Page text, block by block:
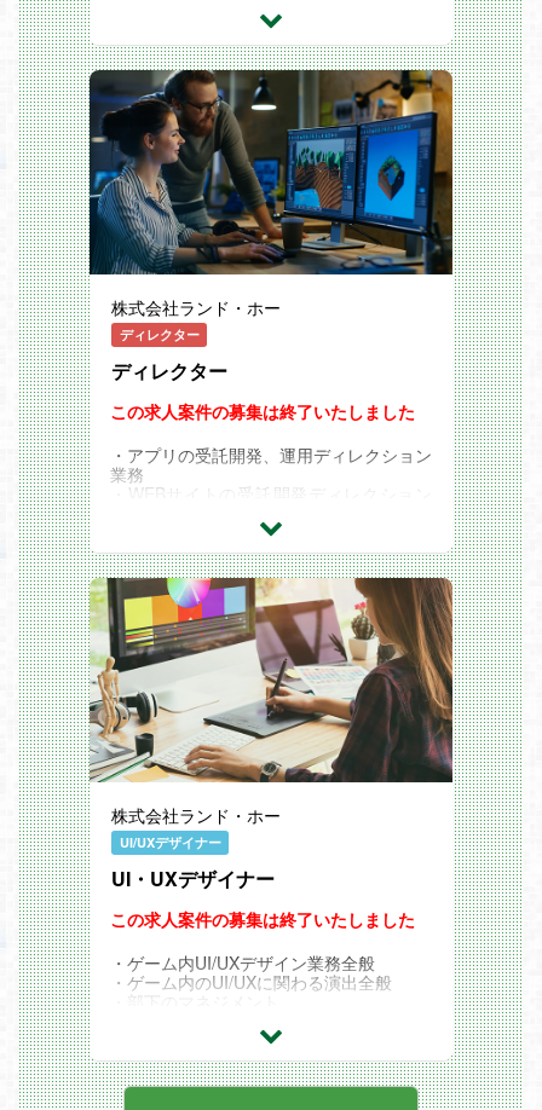
株式会社ランド・ホー
ディレクター
ディレクター
この求人案件の募集は終了いたしました
・アプリの受託開発、運用ディレクション
業務
・WEBサイトの受託開発ディレクション
株式会社ランド・ホー
UI/UXデザイナー
UI・UXデザイナー
この求人案件の募集は終了いたしました
・ゲーム内UI/UXデザイン業務全般
・ゲーム内のUI/UXに関わる演出全般
・部下のマネジメント